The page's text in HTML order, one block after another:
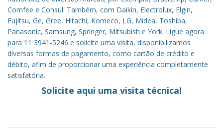
Comfee e Consul. Também, com Daikin, Electrolux, Elgin,
Fujitsu, Ge, Gree, Hitachi, Komeco, LG, Midea, Toshiba,
Panasonic, Samsung, Springer, Mitsubish e York. Ligue agora
para 11 3941-5246 e solicite uma visita, disponibilizamos
diversas formas de pagamento, como cartão de crédito e
débito, afim de proporcionar uma experiência completamente
satisfatória.
Solicite aqui uma visita técnica!